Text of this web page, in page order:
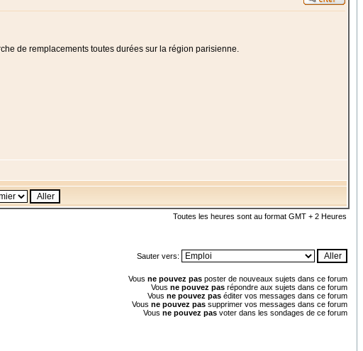
de remplacements toutes durées sur la région parisienne.
Toutes les heures sont au format GMT + 2 Heures
Sauter vers:
Vous ne pouvez pas poster de nouveaux sujets dans ce forum
Vous ne pouvez pas répondre aux sujets dans ce forum
Vous ne pouvez pas éditer vos messages dans ce forum
Vous ne pouvez pas supprimer vos messages dans ce forum
Vous ne pouvez pas voter dans les sondages de ce forum